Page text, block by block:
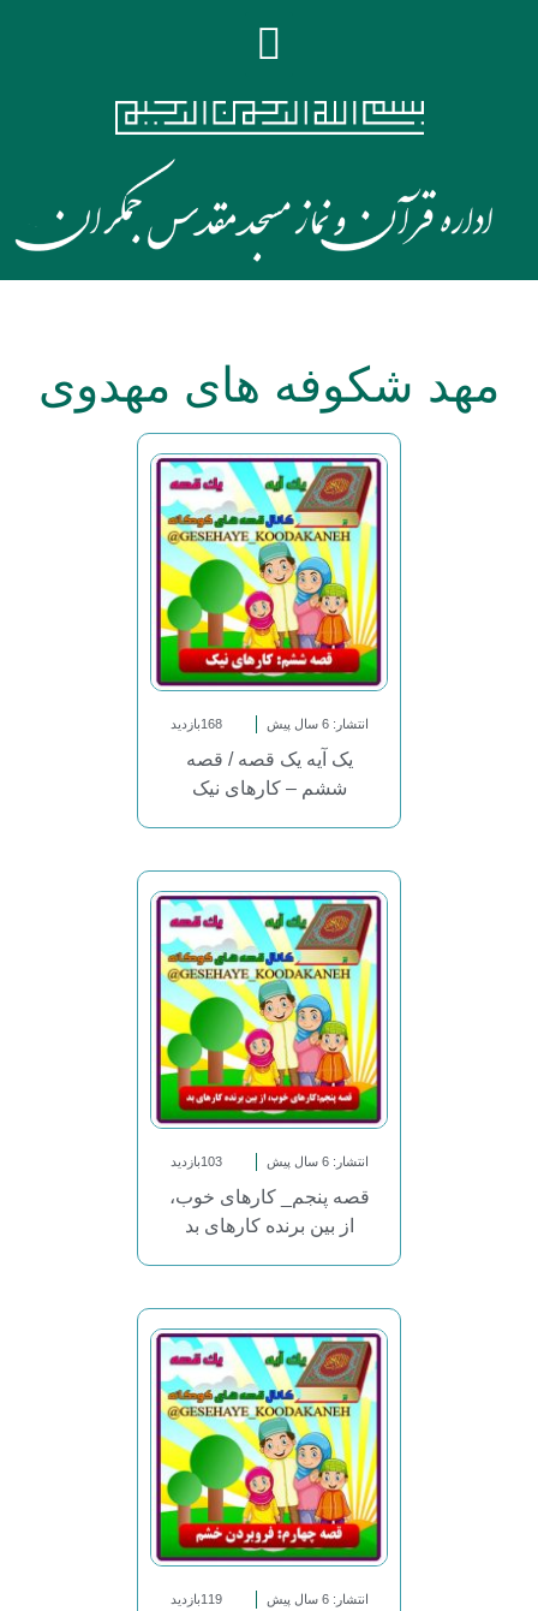
مهد شکوفه های مهدوی
انتشار: 6 سال پیش 168بازدید
یک آیه یک قصه / قصه
ششم – کارهای نیک
انتشار: 6 سال پیش 103بازدید
قصه پنجم_ کارهای خوب،
از بین برنده کارهای بد
انتشار: 6 سال پیش 119بازدید